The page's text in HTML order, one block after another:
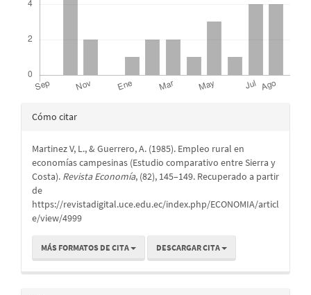
Detalles
artículo
Cómo citar
Martinez V, L., & Guerrero, A. (1985). Empleo rural en
economías campesinas (Estudio comparativo entre Sierra y
Costa). Revista Economía, (82), 145–149. Recuperado a partir
de
https://revistadigital.uce.edu.ec/index.php/ECONOMIA/articl
e/view/4999
MÁS FORMATOS DE CITA DESCARGAR CITA